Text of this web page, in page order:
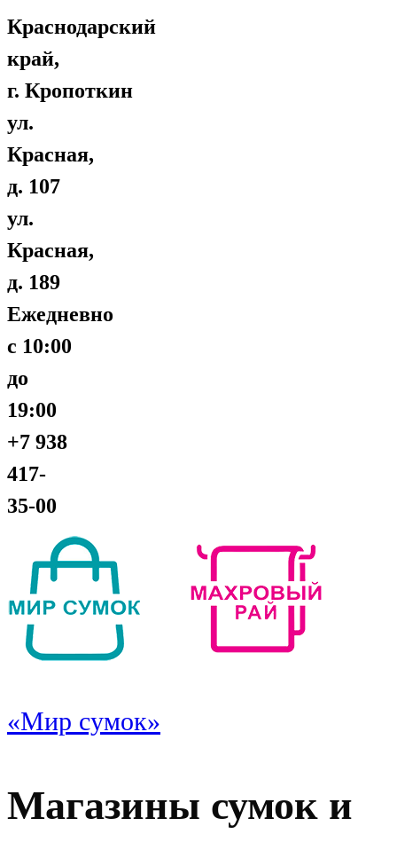
Краснодарский
край,
г. Кропоткин
ул.
Красная,
д. 107
ул.
Красная,
д. 189
Ежедневно
с 10:00
до
19:00
+7 938
417-
35-00
«Мир сумок»
Магазины сумок и